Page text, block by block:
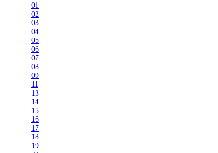
01
02
03
04
05
06
07
08
09
11
13
14
15
16
17
18
19